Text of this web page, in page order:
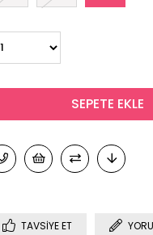
TAVSIYE ET